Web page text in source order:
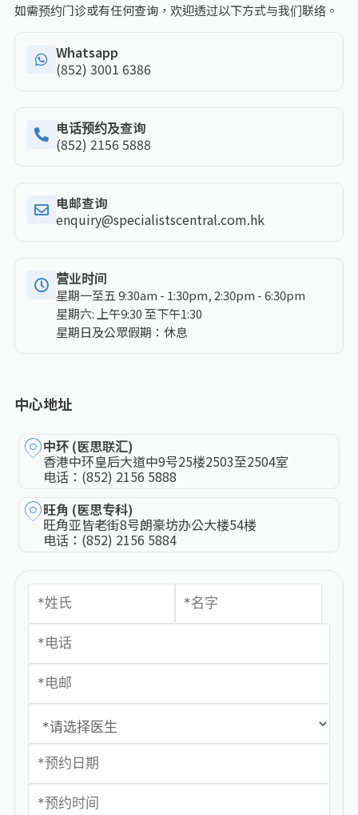
如需预约门诊或有任何查询，欢迎透过以下方式与我们联络。
Whatsapp
(852) 3001 6386
电话预约及查询
(852) 2156 5888
电邮查询
enquiry@specialistscentral.com.hk
营业时间
星期一至五 9:30am - 1:30pm, 2:30pm - 6:30pm
星期六: 上午9:30 至下午1:30
星期日及公眾假期：休息
中心地址
中环 (医思联汇)
香港中环皇后大道中9号25楼2503至2504室
电话： (852) 2156 5888
旺角 (医思专科)
旺角亚皆老街8号朗豪坊办公大楼54楼
电话： (852) 2156 5884